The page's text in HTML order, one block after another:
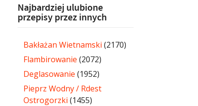
Najbardziej ulubione
przepisy przez innych
Bakłażan Wietnamski (2170)
Flambirowanie (2072)
Deglasowanie (1952)
Pieprz Wodny / Rdest
Ostrogorzki (1455)